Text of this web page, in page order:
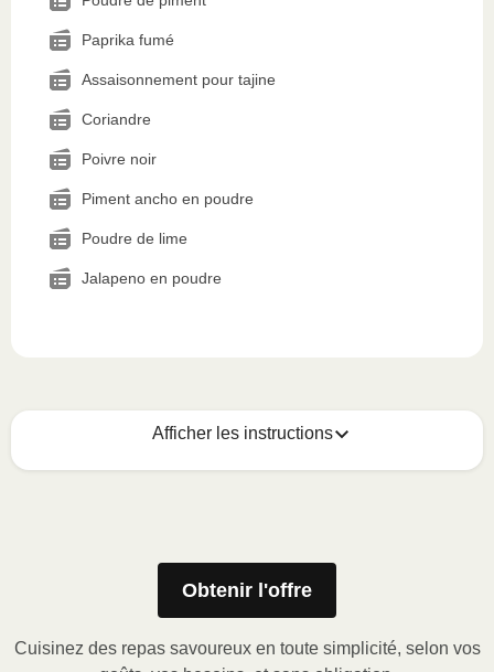
Paprika fumé
Assaisonnement pour tajine
Coriandre
Poivre noir
Piment ancho en poudre
Poudre de lime
Jalapeno en poudre
Afficher les instructions
Voici quoi faire :
MICRO-ONDES
gobelet à portion (le cas échéant) ou percer la
Obtenir l'offre
Cuisinez des repas savoureux en toute simplicité, selon vos